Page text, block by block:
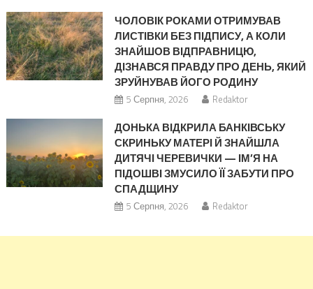
ЧОЛОВІК РОКАМИ ОТРИМУВАВ
ЛИСТІВКИ БЕЗ ПІДПИСУ, А КОЛИ
ЗНАЙШОВ ВІДПРАВНИЦЮ,
ДІЗНАВСЯ ПРАВДУ ПРО ДЕНЬ, ЯКИЙ
ЗРУЙНУВАВ ЙОГО РОДИНУ
5 Серпня, 2026 Redaktor
ДОНЬКА ВІДКРИЛА БАНКІВСЬКУ
СКРИНЬКУ МАТЕРІ Й ЗНАЙШЛА
ДИТЯЧІ ЧЕРЕВИЧКИ — ІМ’Я НА
ПІДОШВІ ЗМУСИЛО ЇЇ ЗАБУТИ ПРО
СПАДЩИНУ
5 Серпня, 2026 Redaktor